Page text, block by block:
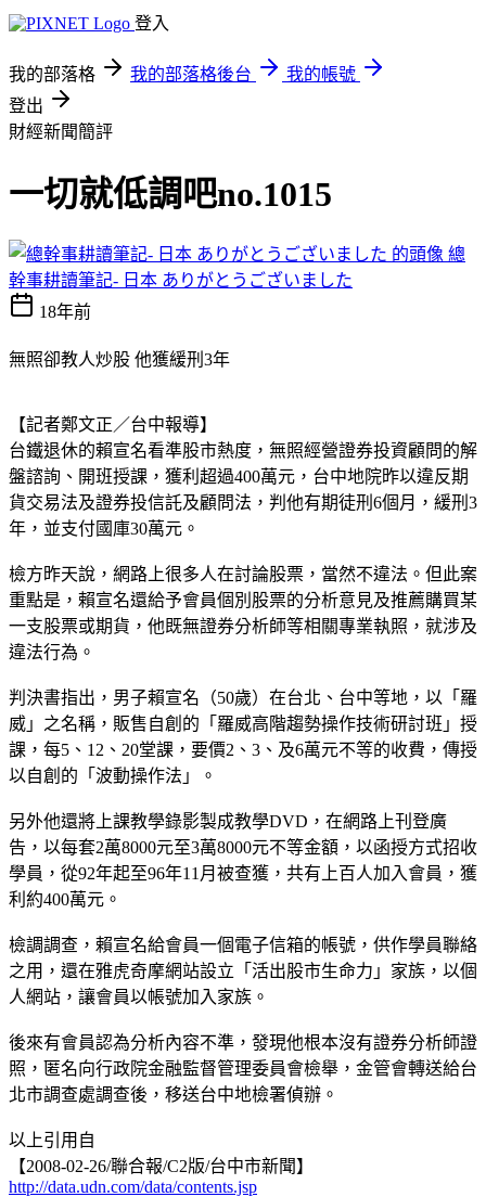
登入
我的部落格 我的部落格後台
我的帳號
登出
財經新聞簡評
一切就低調吧no.1015
總
幹事耕讀筆記- 日本 ありがとうございました
18年前
無照卻教人炒股 他獲緩刑3年
【記者鄭文正／台中報導】
台鐵退休的賴宣名看準股市熱度，無照經營證券投資顧問的解
盤諮詢、開班授課，獲利超過400萬元，台中地院昨以違反期
貨交易法及證券投信託及顧問法，判他有期徒刑6個月，緩刑3
年，並支付國庫30萬元。
檢方昨天說，網路上很多人在討論股票，當然不違法。但此案
重點是，賴宣名還給予會員個別股票的分析意見及推薦購買某
一支股票或期貨，他既無證券分析師等相關專業執照，就涉及
違法行為。
判決書指出，男子賴宣名（50歲）在台北、台中等地，以「羅
威」之名稱，販售自創的「羅威高階趨勢操作技術研討班」授
課，每5、12、20堂課，要價2、3、及6萬元不等的收費，傳授
以自創的「波動操作法」。
另外他還將上課教學錄影製成教學DVD，在網路上刊登廣
告，以每套2萬8000元至3萬8000元不等金額，以函授方式招收
學員，從92年起至96年11月被查獲，共有上百人加入會員，獲
利約400萬元。
檢調調查，賴宣名給會員一個電子信箱的帳號，供作學員聯絡
之用，還在雅虎奇摩網站設立「活出股市生命力」家族，以個
人網站，讓會員以帳號加入家族。
後來有會員認為分析內容不準，發現他根本沒有證券分析師證
照，匿名向行政院金融監督管理委員會檢舉，金管會轉送給台
北市調查處調查後，移送台中地檢署偵辦。
以上引用自
【2008-02-26/聯合報/C2版/台中市新聞】
http://data.udn.com/data/contents.jsp